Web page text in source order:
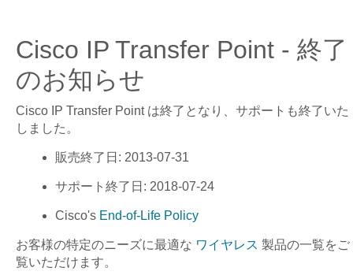
Cisco IP Transfer Point - 終了
のお知らせ
Cisco IP Transfer Pointは終了となり、サポートも終了いた
しました。
販売終了日 : 2013-07-31
サポート終了日 : 2018-07-24
Cisco's End-of-Life Policy
お客様の特定のニーズに最適な ワイヤレス 製品の一覧をご
覧いただけます。